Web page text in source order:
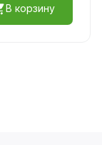
В корзину